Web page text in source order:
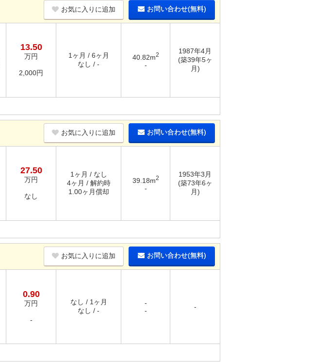
お気に入りに追加 お問い合わせ(無料)
13.50
万円
2,000円
1ヶ月 / 6ヶ月
なし / -
40.82m2
-
1987年4月
(築39年5ヶ
月)
お気に入りに追加 お問い合わせ(無料)
27.50
万円
なし
1ヶ月 / なし
4ヶ月 / 解約時
1.00ヶ月償却
39.18m2
-
1953年3月
(築73年6ヶ
月)
お気に入りに追加 お問い合わせ(無料)
0.90
万円
-
なし / 1ヶ月
なし / -
-
-
-